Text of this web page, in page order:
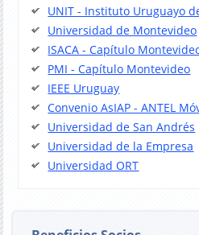
UNIT - Instituto Uruguayo
Universidad de Montevideo
ISACA - Capítulo
PMI - Capítulo Montevideo
IEEE Uruguay
Convenio AsIAP - ANTEL
Universidad de San Andrés
Universidad de la Empresa
Universidad ORT